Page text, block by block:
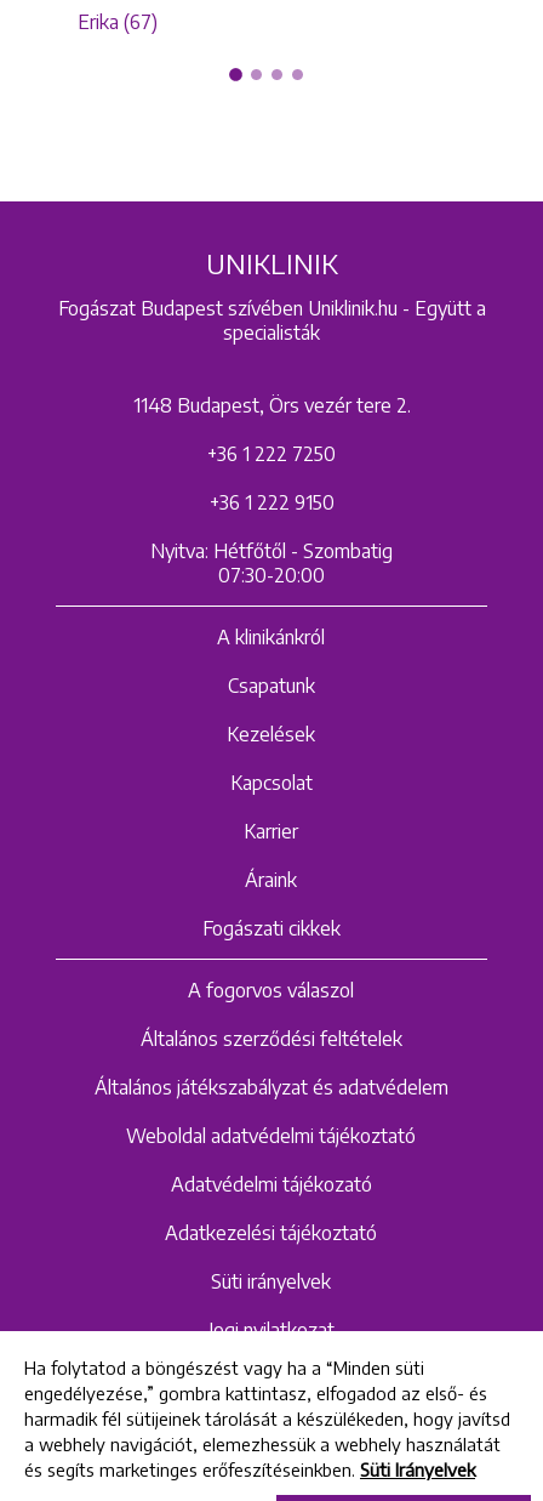
Erika (67)
UNIKLINIK
Fogászat Budapest szívében Uniklinik.hu - Együtt a
specialisták
1148 Budapest, Örs vezér tere 2.
+36 1 222 7250
+36 1 222 9150
Nyitva: Hétfőtől - Szombatig
07:30-20:00
A klinikánkról
Csapatunk
Kezelések
Kapcsolat
Karrier
Áraink
Fogászati cikkek
A fogorvos válaszol
Általános szerződési feltételek
Általános játékszabályzat és adatvédelem
Weboldal adatvédelmi tájékoztató
Adatvédelmi tájékozató
Adatkezelési tájékoztató
Süti irányelvek
Jogi nyilatkozat
Hangrögzítéshez kapcsolódó adatvédelmi
szabályzat és tájékoztató
Ha folytatod a böngészést vagy ha a “Minden süti
engedélyezése,” gombra kattintasz, elfogadod az első- és
harmadik fél sütijeinek tárolását a készülékeden, hogy javítsd
a webhely navigációt, elemezhessük a webhely használatát
és segíts marketinges erőfeszítéseinkben. Süti Irányelvek